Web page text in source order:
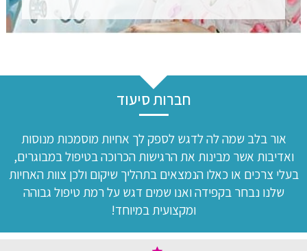
חברות סיעוד
אור בלב שמה לה לדגש לספק לך אחיות מוסמכות מנוסות
ואדיבות אשר מבינות את הרגישות הכרוכה בטיפול במבוגרים,
בעלי צרכים או כאלו הנמצאים בתהליך שיקום ולכן צוות האחיות
שלנו נבחר בקפידה ואנו שמים דגש על רמת טיפול גבוהה
ומקצועית במיוחד!